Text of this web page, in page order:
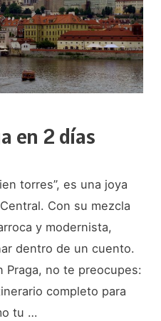
en 2 días
torres”, es una joya
Con su mezcla
y modernista,
dentro de un cuento.
Praga, no te preocupes:
completo para
tu …